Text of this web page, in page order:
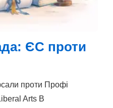
ЄС проти
проти Профі
Arts В